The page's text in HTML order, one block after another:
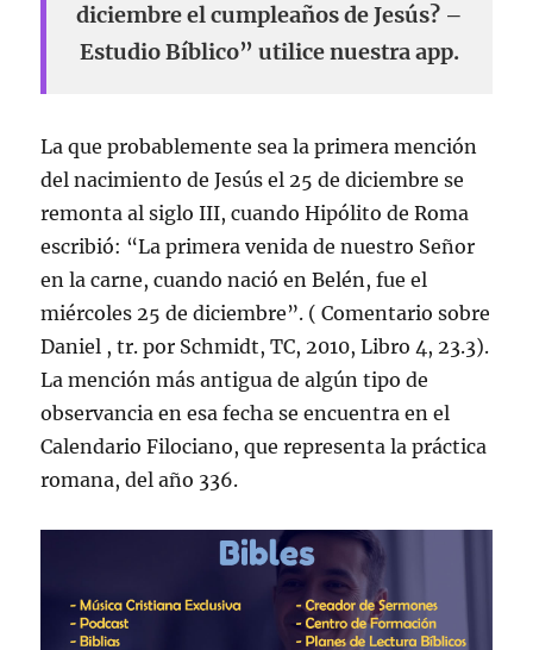
diciembre el cumpleaños de Jesús? –
Estudio Bíblico” utilice nuestra app.
La que probablemente sea la primera mención
del nacimiento de Jesús el 25 de diciembre se
remonta al siglo III, cuando Hipólito de Roma
escribió: “La primera venida de nuestro Señor
en la carne, cuando nació en Belén, fue el
miércoles 25 de diciembre”. ( Comentario sobre
Daniel , tr. por Schmidt, TC, 2010, Libro 4, 23.3).
La mención más antigua de algún tipo de
observancia en esa fecha se encuentra en el
Calendario Filociano, que representa la práctica
romana, del año 336.